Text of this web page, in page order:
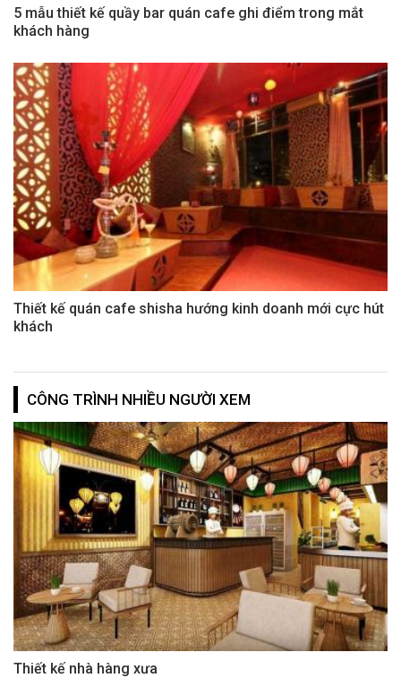
5 mẫu thiết kế quầy bar quán cafe ghi điểm trong mắt
khách hàng
Thiết kế quán cafe shisha hướng kinh doanh mới cực hút
khách
CÔNG TRÌNH NHIỀU NGƯỜI XEM
Thiết kế nhà hàng xưa